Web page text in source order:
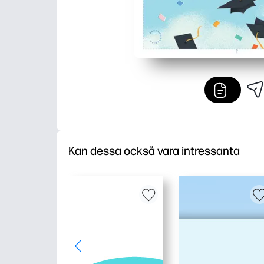
Kan dessa också vara intressanta